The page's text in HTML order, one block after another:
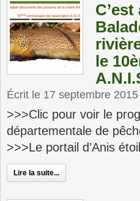
le
Écrit le 17 septembre 2015
>>>Clic pour voir le
départementale de
>>>Le portail d’Anis
Lire la suite...